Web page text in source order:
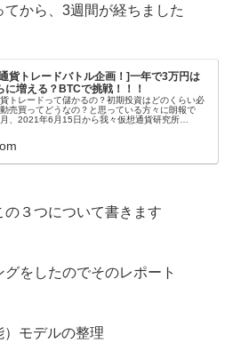
てから、3週間が経ちました
貨トレードバトル企画！]一年で3万円は
に増える？BTCで挑戦！！！
トレードって儲かるの？初期投資はどのくらい必
売買ってどうなの？と思っている方々に朗報で
、2021年6月15日から我々仮想通貨研究所
３つについて書きます
グをしたのでそのレポート
）モデルの整理